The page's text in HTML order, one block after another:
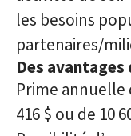
les besoins
partenaires/
Des
Prime annuelle
416 $ ou de 10